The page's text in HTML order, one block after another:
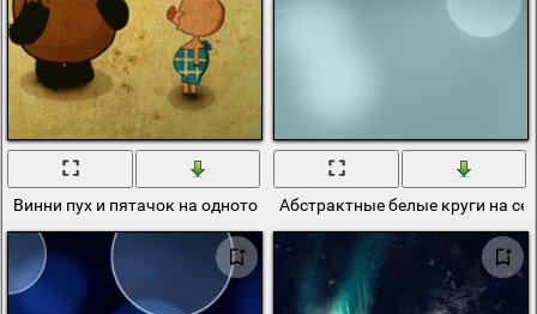
Винни пух и пятачок на однотонном фонеАбстрактные белые круги на